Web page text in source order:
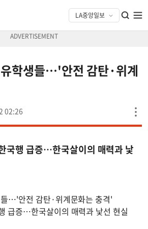
학생들…'안전 감탄·위계
02:26
국행 급증…한국살이의 매력과 낯
…'안전 감탄·위계문화는 충격'
급증…한국살이의 매력과 낯선 현실